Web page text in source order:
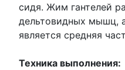
сидя. Жим гантелей
дельтовидных мышц,
является средняя
Техника выполнения: